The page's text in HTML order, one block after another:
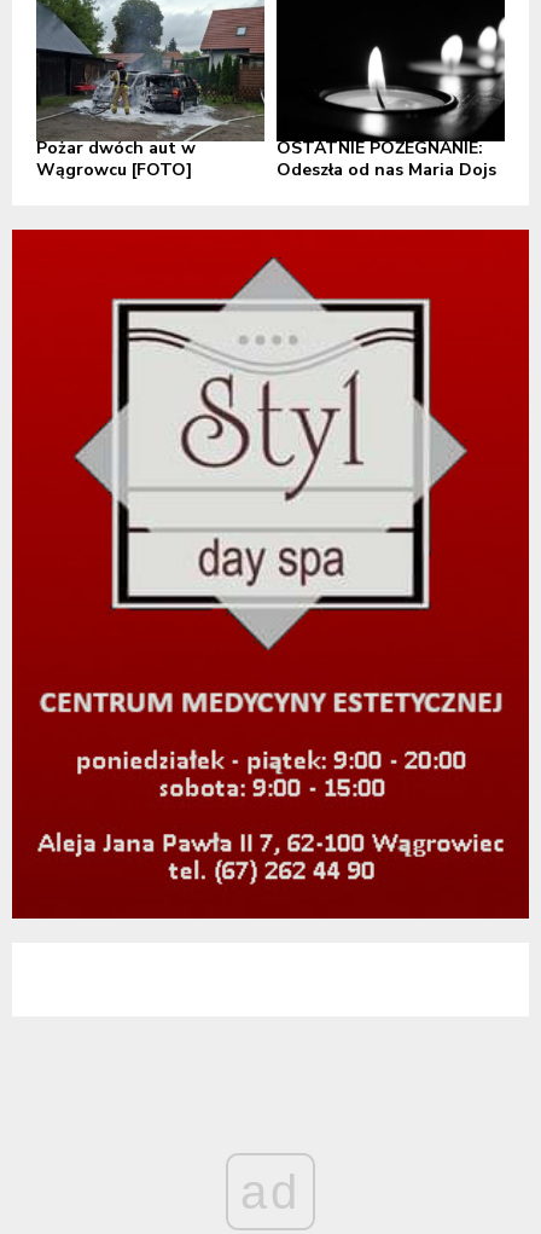
Pożar dwóch aut w
Wągrowcu [FOTO]
OSTATNIE POŻEGNANIE:
Odeszła od nas Maria Dojs
ad